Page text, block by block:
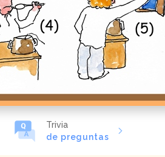
Trivia
de preguntas